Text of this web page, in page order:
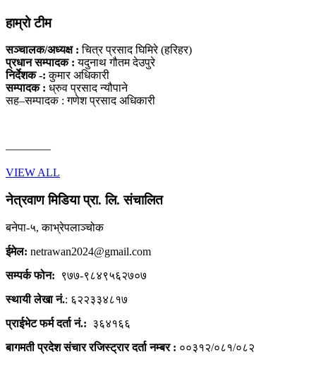
हाम्रो टीम
सञ्चालक/अध्यक्ष : चित्र प्रसाद घिमिरे (हरिहर)
प्रधान सम्पादक : यदुनाथ गौतम देउपुरे
निर्देशक -: कुमार अधिकारी
सम्पादक : ध्रुव प्रसाद न्यौपाने
सह–सम्पादक : गणेश प्रसाद अधिकारी
————
VIEW ALL
नेत्रवाण मिडिया प्रा. लि. संचालित
बनेपा-५, काभ्रेपलाञ्चोक
ईमेल: netrawan2024@gmail.com
सम्पर्क फोन:
९७७-९८४९५६२७०७
स्थायी लेखा नं.: ६२२३३४८१७
प्राईभेट फर्म दर्ता नं.: ३६४१६६
बागमती प्रदेश संचार रजिस्ट्रार दर्ता नम्बर : ००३१२/०८१/०८२